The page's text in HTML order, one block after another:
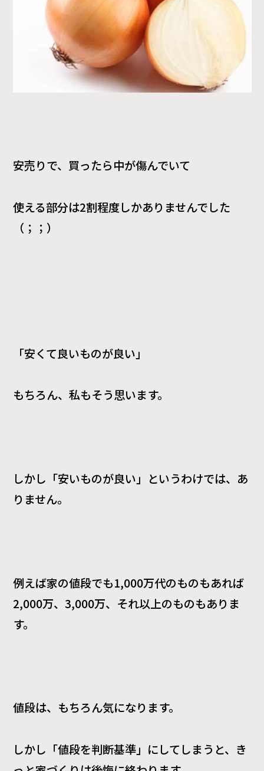
安売りで、買ったら中が傷んでいて
使える部分は2割程度しかありませんでした
（；；）
「安くて良いものが良い」
もちろん、私もそう思います。
しかし「安いものが良い」というわけでは、あ
りません。
例えば家の値段でも1,000万代のものもあれば
2,000万、3,000万、それ以上のものもありま
す。
値段は、もちろん気になります。
しかし「値段を判断基準」にしてしまうと、き